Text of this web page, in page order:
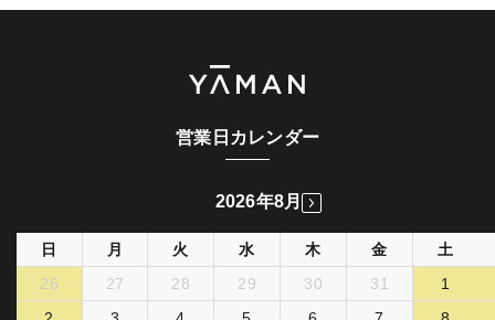
営業日カレンダー
2026年8月
日 月 火 水 木 金
土
26
27 28 29 30 31
1